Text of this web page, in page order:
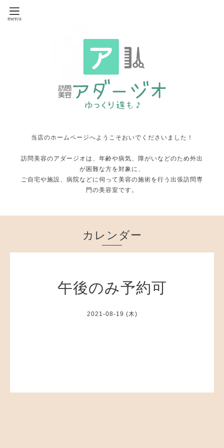
当店のホームページへようこそおいでくださいました！
訪問美容のアダージオは、年齢や病気、障がいなどのため外出
が困難な方を対象に、
ご自宅や施設、病院などに伺って美容の施術を行う出張訪問専
門の美容室です。
カレンダー
午後のみ予約可
2021-08-19 (木)